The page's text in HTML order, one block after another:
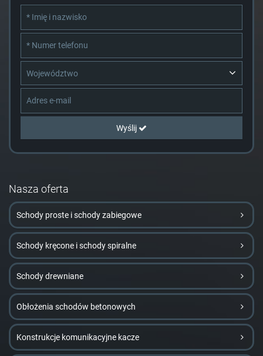
Województwo
Wyślij
Nasza oferta
Schody proste i schody zabiegowe
Schody kręcone i schody spiralne
Schody drewniane
Obłożenia schodów betonowych
Konstrukcje komunikacyjne kacze